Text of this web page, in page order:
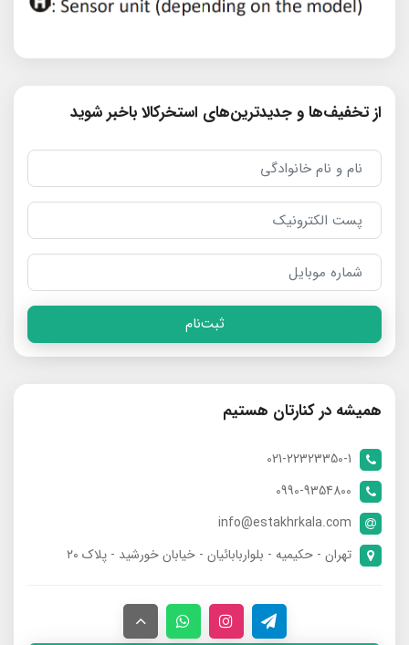
از تخفیف‌ها و جدیدترین‌های استخرکالا باخبر شوید
ثبت‌نام
همیشه در کنارتان هستیم
021-22323350-1
0990-9354800
info@estakhrkala.com
تهران - حکیمیه - بلواربابائیان - خیابان خورشید - پلاک ۲۰